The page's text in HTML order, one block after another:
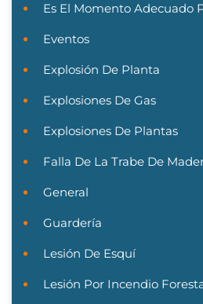
Es El Momento Adecuado
Eventos
Explosión De Planta
Explosiones De Gas
Explosiones De Plantas
Falla De La Trabe De
General
Guardería
Lesión De Esquí
Lesión Por Incendio